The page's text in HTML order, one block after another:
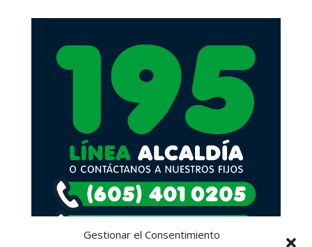
Gestionar el Consentimiento